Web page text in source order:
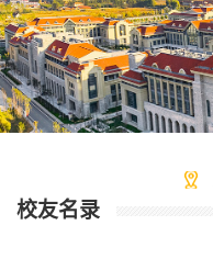
校友名录